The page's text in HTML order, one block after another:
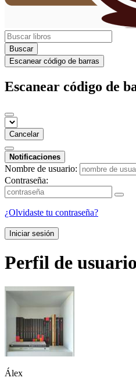
Buscar
Escanear código de barras
Escanear código de
Cancelar
Notificaciones
Nombre de usuario:
Contraseña:
¿Olvidaste tu contraseña?
Iniciar sesión
Perfil de usuario
Álex